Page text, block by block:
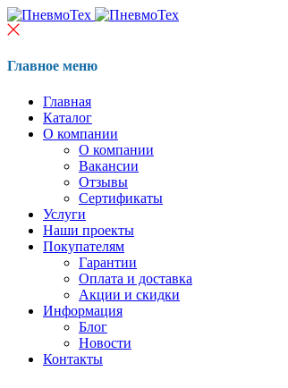
Главное меню
Главная
Каталог
О компании
О компании
Вакансии
Отзывы
Сертификаты
Услуги
Наши проекты
Покупателям
Гарантии
Оплата и доставка
Акции и скидки
Информация
Блог
Новости
Контакты